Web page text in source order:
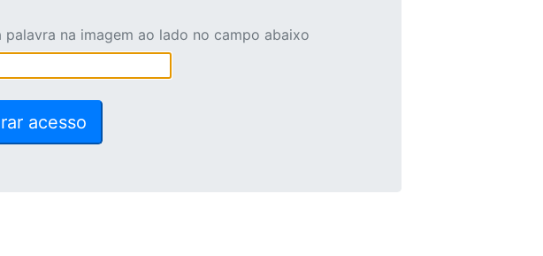
palavra na imagem ao lado no campo abaixo